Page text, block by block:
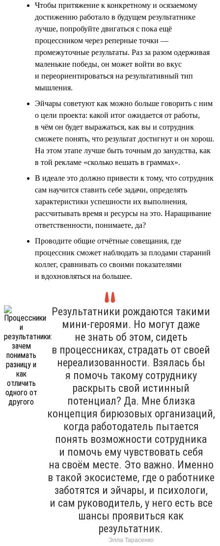
Чтобы притяжение к конкретному и осязаемому
достижению работало в будущем результатнике
лучше, попробуйте двигаться с пока ещё
процессником через реперные точки —
промежуточные результаты. Раз за разом одерживая
маленькие победы, он может войти во вкус
и переориентироваться на результативный тип
мышления.
Эйчары советуют как можно больше говорить с ним
о цели проекта: какой итог ожидается от работы,
в чём он будет выражаться, как вы и сотрудник
сможете понять, что результат достигнут и он хорош.
На этом этапе лучше быть точным до занудства, как
в той рекламе «сколько вешать в граммах».
В идеале это должно привести к тому, что сотрудник
сам научится ставить себе задачи, определять
характеристики успешности их выполнения,
рассчитывать время и ресурсы на это. Наращивание
ответственности, понимаете, да?
Проводите общие отчётные совещания, где
процессник сможет наблюдать за плодами стараний
коллег, сравнивать со своими показателями
и вдохновляться на большее.
Результатники рождаются такими
мини-героями. Но могут даже
не знать об этом, сидеть
в процессниках, страдать от своей
нереализованности. Взялась бы
я помочь такому сотруднику
раскрыть свой истинный
потенциал? Да. Мне близка
концепция бирюзовых организаций,
когда работодатель пытается
понять возможности сотрудника
и помочь ему чувствовать себя
на своём месте. Это важно. Именно
в такой экосистеме, где о работнике
заботятся и эйчары, и психологи,
и сам руководитель, у него есть все
шансы проявиться как
результатник.
Элла Тарасенко